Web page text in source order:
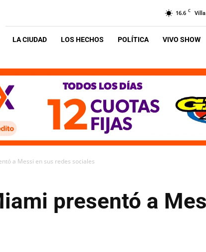
16.6 C Villa
LA CIUDAD LOS HECHOS POLÍTICA VIVO SHOW
a Messi en sus redes sociales
presentó a